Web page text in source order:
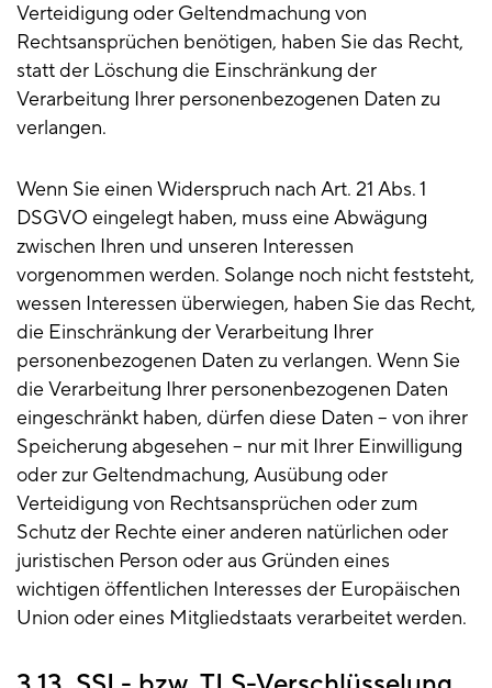
Verteidigung oder Geltendmachung von
Rechtsansprüchen benötigen, haben Sie das Recht,
statt der Löschung die Einschränkung der
Verarbeitung Ihrer personenbezogenen Daten zu
verlangen.
Wenn Sie einen Widerspruch nach Art. 21 Abs. 1
DSGVO eingelegt haben, muss eine Abwägung
zwischen Ihren und unseren Interessen
vorgenommen werden. Solange noch nicht feststeht,
wessen Interessen überwiegen, haben Sie das Recht,
die Einschränkung der Verarbeitung Ihrer
personenbezogenen Daten zu verlangen. Wenn Sie
die Verarbeitung Ihrer personenbezogenen Daten
eingeschränkt haben, dürfen diese Daten – von ihrer
Speicherung abgesehen – nur mit Ihrer Einwilligung
oder zur Geltendmachung, Ausübung oder
Verteidigung von Rechtsansprüchen oder zum
Schutz der Rechte einer anderen natürlichen oder
juristischen Person oder aus Gründen eines
wichtigen öffentlichen Interesses der Europäischen
Union oder eines Mitgliedstaats verarbeitet werden.